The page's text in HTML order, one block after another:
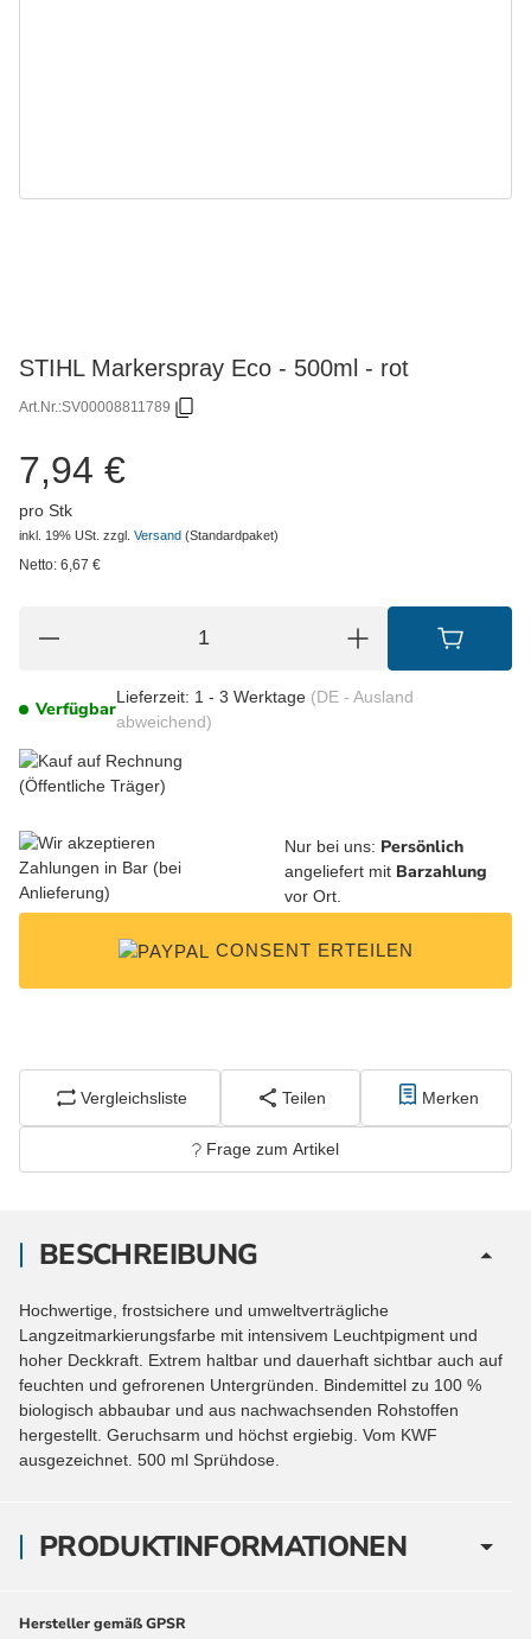
STIHL Markerspray Eco - 500ml - rot
Art.Nr.:SV00008811789
7,94 €
pro Stk
inkl. 19% USt. zzgl. Versand (Standardpaket)
Netto: 6,67 €
Verfügbar
Lieferzeit: 1 - 3 Werktage (DE - Ausland
abweichend)
Nur bei uns: Persönlich
angeliefert mit Barzahlung
vor Ort.
CONSENT ERTEILEN
Vergleichsliste Teilen Merken
Frage zum Artikel
PRODUKTINFORMATIONEN
BESCHREIBUNG
Hochwertige, frostsichere und umweltverträgliche
Langzeitmarkierungsfarbe mit intensivem Leuchtpigment und
hoher Deckkraft. Extrem haltbar und dauerhaft sichtbar auch auf
feuchten und gefrorenen Untergründen. Bindemittel zu 100 %
biologisch abbaubar und aus nachwachsenden Rohstoffen
hergestellt. Geruchsarm und höchst ergiebig. Vom KWF
ausgezeichnet. 500 ml Sprühdose.
Hersteller gemäß GPSR